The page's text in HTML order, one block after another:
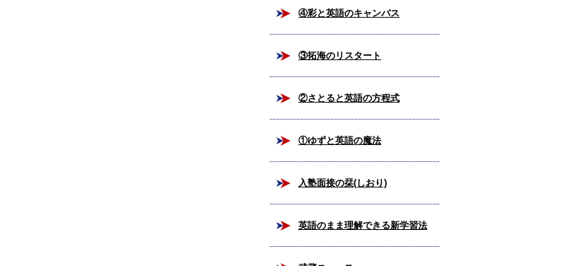
④彩と英語のキャンバス
③拓海のリスタート
②さとると英語の方程式
①ゆずと英語の魔法
入塾面接の栞(しおり)
英語のまま理解できる新学習法